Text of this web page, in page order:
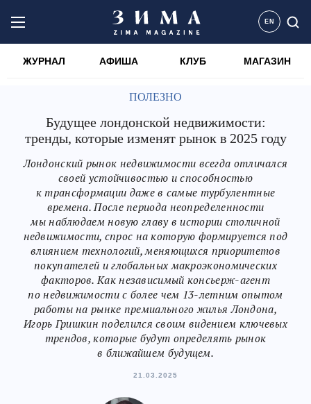
EN
ЖУРНАЛ АФИША КЛУБ МАГАЗИН
ПОЛЕЗНО
Будущее лондонской недвижимости:
тренды, которые изменят рынок в 2025 году
Лондонский рынок недвижимости всегда отличался
своей устойчивостью и способностью
к трансформации даже в самые турбулентные
времена. После периода неопределенности
мы наблюдаем новую главу в истории столичной
недвижимости, спрос на которую формируется под
влиянием технологий, меняющихся приоритетов
покупателей и глобальных макроэкономических
факторов. Как независимый консьерж-агент
по недвижимости с более чем 13-летним опытом
работы на рынке премиального жилья Лондона,
Игорь Гришкин поделился своим видением ключевых
трендов, которые будут определять рынок
в ближайшем будущем.
21.03.2025